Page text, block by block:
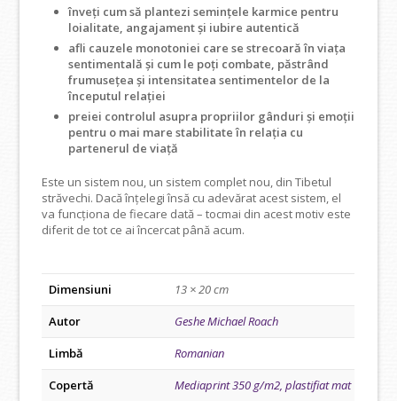
înveți cum să plantezi semințele karmice pentru
loialitate, angajament și iubire autentică
afli cauzele monotoniei care se strecoară în viața
sentimentală și cum le poți combate, păstrând
frumusețea și intensitatea sentimentelor de la
începutul relației
preiei controlul asupra propriilor gânduri și emoții
pentru o mai mare stabilitate în relația cu
partenerul de viață
Este un sistem nou, un sistem complet nou, din Tibetul
străvechi. Dacă înțelegi însă cu adevărat acest sistem, el
va funcționa de fiecare dată – tocmai din acest motiv este
diferit de tot ce ai încercat până acum.
Dimensiuni
13 × 20 cm
Autor
Geshe Michael Roach
Limbă
Romanian
Copertă
Mediaprint 350 g/m2, plastifiat mat